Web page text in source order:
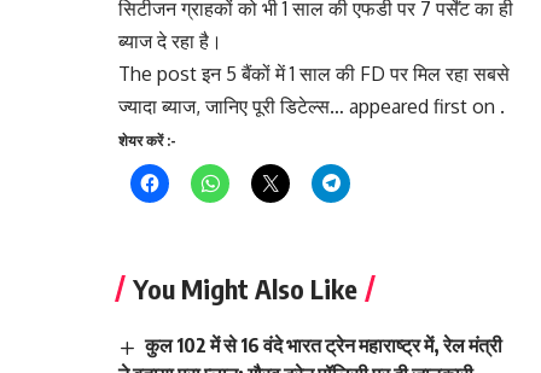
सिटीजन ग्राहकों को भी 1 साल की एफडी पर 7 पर्सेंट का ही
ब्याज दे रहा है।
The post इन 5 बैंकों में 1 साल की FD पर मिल रहा सबसे
ज्यादा ब्याज, जानिए पूरी डिटेल्स… appeared first on .
शेयर करें :-
You Might Also Like
कुल 102 में से 16 वंदे भारत ट्रेन महाराष्ट्र में, रेल मंत्री